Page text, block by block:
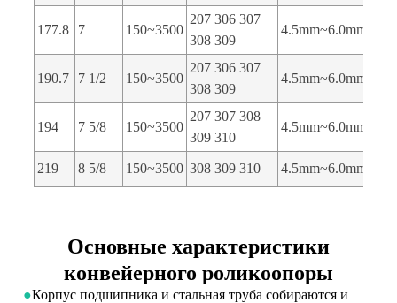
177.8 7 150~3500
207 306 307
308 309
4.5mm~6.0mm
190.7 7 1/2 150~3500
207 306 307
308 309
4.5mm~6.0mm
194 7 5/8 150~3500
207 307 308
309 310
4.5mm~6.0mm
219 8 5/8 150~3500 308 309 310 4.5mm~6.0mm
Основные характеристики
конвейерного роликоопоры
●Корпус подшипника и стальная труба собираются и